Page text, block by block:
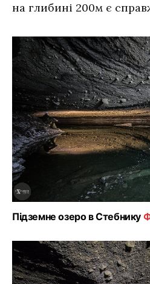
на глибині 200м є
Підземне озеро в Стебнику